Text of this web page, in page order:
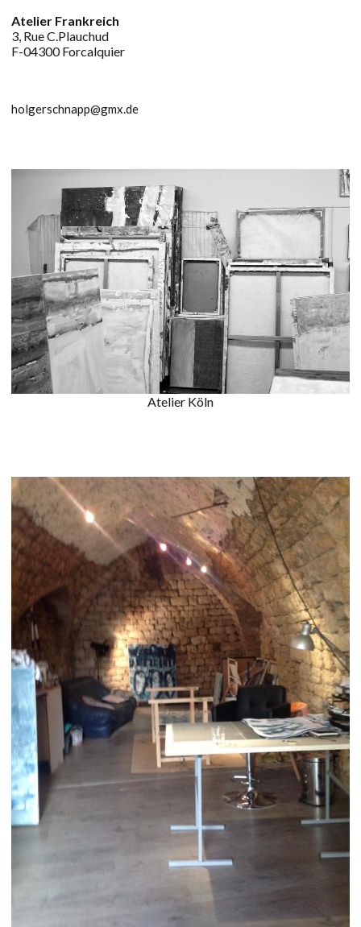
Atelier Frankreich
3, Rue C.Plauchud
F-04300 Forcalquier
holgerschnapp@gmx.de
Atelier Köln